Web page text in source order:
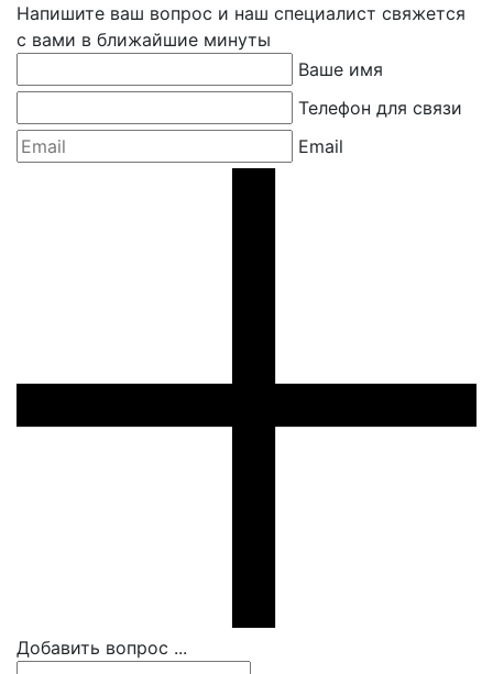
Напишите ваш вопрос и наш специалист свяжется
с вами в ближайшие минуты
Ваше имя
Телефон для связи
Email
Добавить вопрос ...